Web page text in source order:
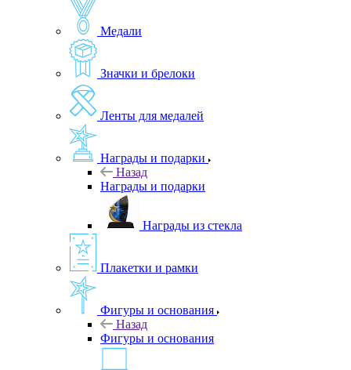
Медали
Значки и брелоки
Ленты для медалей
Награды и подарки
Назад
Награды и подарки
Награды из стекла
Плакетки и рамки
Фигуры и основания
Назад
Фигуры и основания